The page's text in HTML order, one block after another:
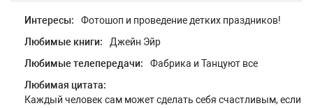
Интересы:
Фотошоп и проведение детких праздников!
Любимые книги:
Джейн Эйр
Любимые телепередачи:
Фабрика и Танцуют все
Любимая цитата:
Каждый человек сам может сделать себя счастливым, если